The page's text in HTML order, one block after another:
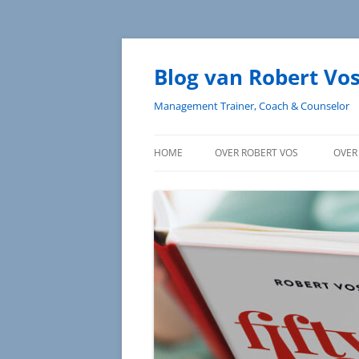
Blog van Robert Vos
Management Trainer, Coach & Counselor
HOME OVER ROBERT VOS